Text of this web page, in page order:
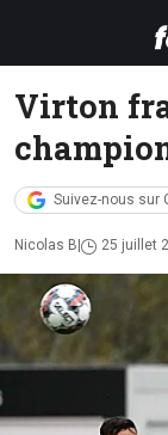
Virton
Suivez-nous sur
Nicolas B 25 juillet